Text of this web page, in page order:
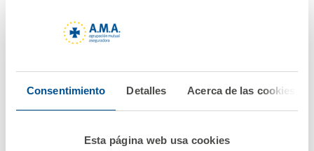
Consentimiento Detalles Acerca de las cookies
Esta página web usa cookies
colaboración entre
A.M.A. y el Colegio de
Ver noticia
60.000 euros